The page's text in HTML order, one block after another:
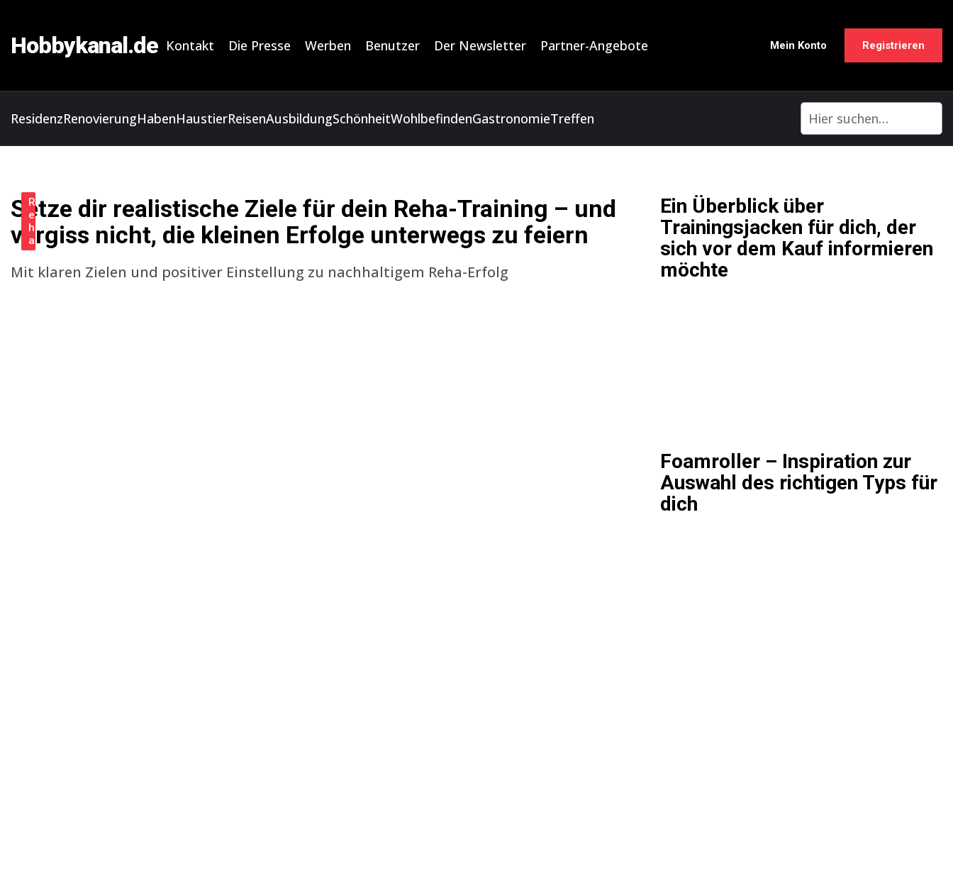
Hobbykanal.de Kontakt Die Presse Werben Benutzer Der Newsletter Partner-Angebote Mein Konto Registrieren
ResidenzRenovierungHabenHaustierReisenAusbildungSchönheitWohlbefindenGastronomieTreffen
Setze dir realistische Ziele für dein Reha-Training – und
vergiss nicht, die kleinen Erfolge unterwegs zu feiern
Mit klaren Zielen und positiver Einstellung zu nachhaltigem Reha-Erfolg
R
e
h
a
Ein Überblick über
Trainingsjacken für dich, der
sich vor dem Kauf informieren
möchte
Foamroller – Inspiration zur
Auswahl des richtigen Typs für
dich